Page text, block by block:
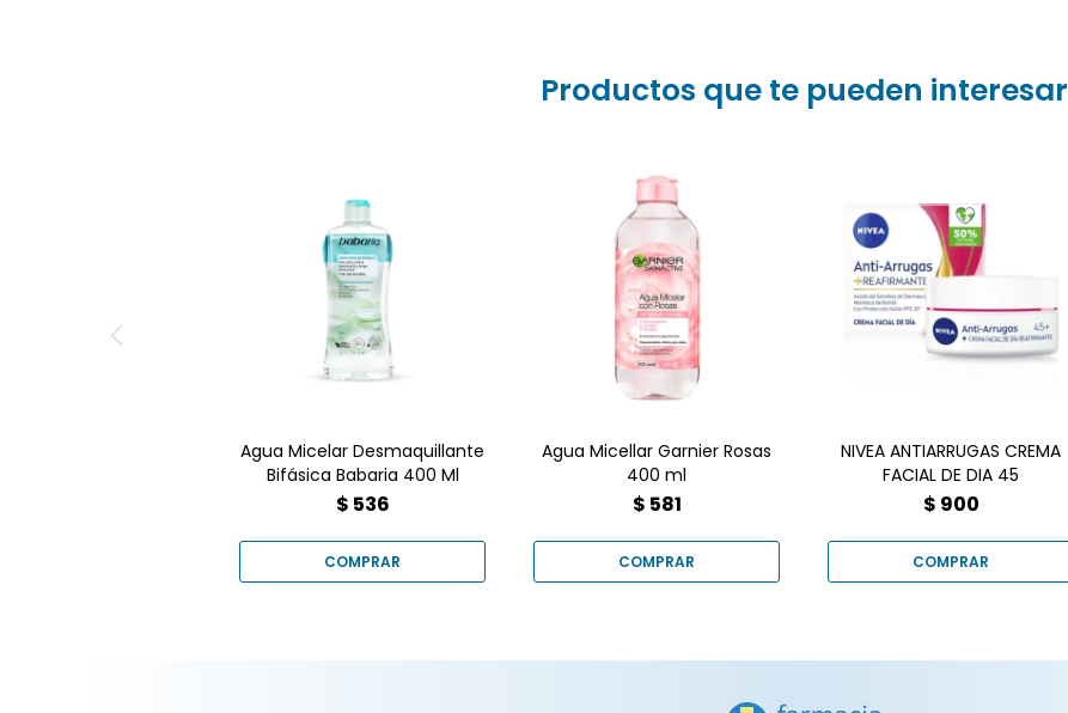
Productos que te pueden interesar
incluso waterproof, limpia
y tonifica rostro, ojos y
labios. Con Prebióticos y
Vitamina E. Apta para
todo tipo de piel.
Encuéntrala en Farmacia
Goes. ¡Piel limpia y
cuidada!
Agua Micelar Desmaquillante
Bifásica Babaria 400 Ml
$ 536
NIVEA ANTIARRUGAS CREMA
FACIAL DE DIA 45+ cuida
intensamente la piel y
ayuda a mejorar su
firmeza. Contiene Aceite
de Semillas de Damasco,
Manteca de Karité y Filtros
UV que ayudan a proteger
la piel contra las arrugas
provocadas por el sol.
Agua Micellar Garnier Rosas
400 ml
$ 581
Hidratar unifica el tono de
la piel Desmaquilla Limpia
NIVEA ANTIARRUGAS CREMA
FACIAL DE DIA 45
$ 900